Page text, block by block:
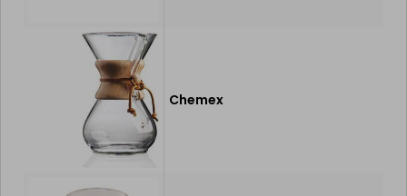
Chemex